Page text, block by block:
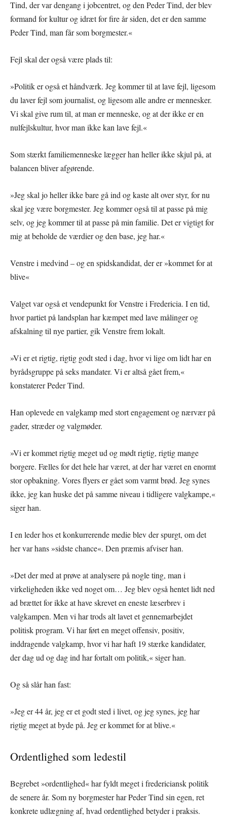
Tind, der var dengang i jobcentret, og den Peder Tind, der blev
formand for kultur og idræt for fire år siden, det er den samme
Peder Tind, man får som borgmester.«
Fejl skal der også være plads til:
»Politik er også et håndværk. Jeg kommer til at lave fejl, ligesom
du laver fejl som journalist, og ligesom alle andre er mennesker.
Vi skal give rum til, at man er menneske, og at der ikke er en
nulfejlskultur, hvor man ikke kan lave fejl.«
Som stærkt familiemenneske lægger han heller ikke skjul på, at
balancen bliver afgørende.
»Jeg skal jo heller ikke bare gå ind og kaste alt over styr, for nu
skal jeg være borgmester. Jeg kommer også til at passe på mig
selv, og jeg kommer til at passe på min familie. Det er vigtigt for
mig at beholde de værdier og den base, jeg har.«
Venstre i medvind – og en spidskandidat, der er »kommet for at
blive«
Valget var også et vendepunkt for Venstre i Fredericia. I en tid,
hvor partiet på landsplan har kæmpet med lave målinger og
afskalning til nye partier, gik Venstre frem lokalt.
»Vi er et rigtig, rigtig godt sted i dag, hvor vi lige om lidt har en
byrådsgruppe på seks mandater. Vi er altså gået frem,«
konstaterer Peder Tind.
Han oplevede en valgkamp med stort engagement og nærvær på
gader, stræder og valgmøder.
»Vi er kommet rigtig meget ud og mødt rigtig, rigtig mange
borgere. Fælles for det hele har været, at der har været en enormt
stor opbakning. Vores flyers er gået som varmt brød. Jeg synes
ikke, jeg kan huske det på samme niveau i tidligere valgkampe,«
siger han.
I en leder hos et konkurrerende medie blev der spurgt, om det
her var hans »sidste chance«. Den præmis afviser han.
»Det der med at prøve at analysere på nogle ting, man i
virkeligheden ikke ved noget om… Jeg blev også hentet lidt ned
ad brættet for ikke at have skrevet en eneste læserbrev i
valgkampen. Men vi har trods alt lavet et gennemarbejdet
politisk program. Vi har ført en meget offensiv, positiv,
inddragende valgkamp, hvor vi har haft 19 stærke kandidater,
der dag ud og dag ind har fortalt om politik,« siger han.
Og så slår han fast:
»Jeg er 44 år, jeg er et godt sted i livet, og jeg synes, jeg har
rigtig meget at byde på. Jeg er kommet for at blive.«
Ordentlighed som ledestil
Begrebet »ordentlighed« har fyldt meget i fredericiansk politik
de senere år. Som ny borgmester har Peder Tind sin egen, ret
konkrete udlægning af, hvad ordentlighed betyder i praksis.